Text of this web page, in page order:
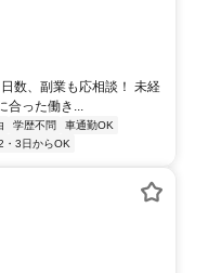
数、副業も応相談！ 未経
合った働き...
学歴不問
車通勤OK
・3日からOK